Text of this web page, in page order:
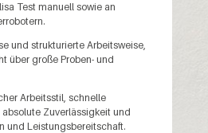
Test manuell sowie an
und strukturierte Arbeitsweise,
über große Proben- und
Arbeitsstil, schnelle
Zuverlässigkeit und
und Leistungsbereitschaft.